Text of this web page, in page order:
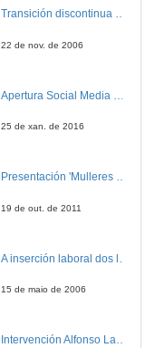
1 de abr. de 2011
Transición discontinua de partículas de microgel termosensible
22 de nov. de 2006
25 de xan. de 2016
Presentación 'Mulleres no software libre'
19 de out. de 2011
15 de maio de 2006
Intervención Alfonso Lago Ferreiro